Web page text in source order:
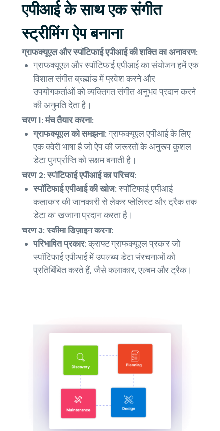
एपीआई के साथ एक संगीत
स्ट्रीमिंग ऐप बनाना
ग्राफक्यूएल और स्पॉटिफाई एपीआई की शक्ति का अनावरण:
ग्राफक्यूएल और स्पॉटिफाई एपीआई का संयोजन हमें एक
विशाल संगीत ब्रह्मांड में प्रवेश करने और
उपयोगकर्ताओं को व्यक्तिगत संगीत अनुभव प्रदान करने
की अनुमति देता है।
चरण 1: मंच तैयार करना:
ग्राफक्यूएल को समझना:ग्राफक्यूएल एपीआई के लिए
एक क्वेरी भाषा है जो ऐप की जरूरतों के अनुरूप कुशल
डेटा पुनर्प्राप्ति को सक्षम बनाती है।
चरण 2: स्पॉटिफाई एपीआई का परिचय:
स्पॉटिफाई एपीआई की खोज:स्पॉटिफाई एपीआई
कलाकार की जानकारी से लेकर प्लेलिस्ट और ट्रैक तक
डेटा का खजाना प्रदान करता है।
चरण 3: स्कीमा डिज़ाइन करना:
परिभाषित प्रकार:क्राफ्ट ग्राफक्यूएल प्रकार जो
स्पॉटिफाई एपीआई में उपलब्ध डेटा संरचनाओं को
प्रतिबिंबित करते हैं, जैसे कलाकार, एल्बम और ट्रैक।